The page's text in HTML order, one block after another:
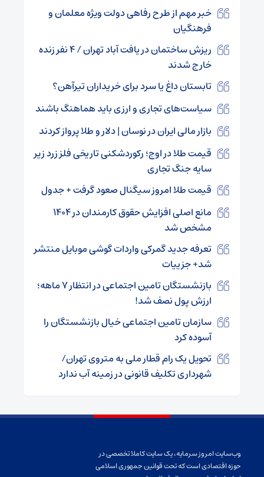
خبر مهم از طرح رفاهی دولت ویژه معلمان و
فرهنگیان
ریزش ساختمان در یافت آباد تهران / ۴ نفر زنده
خارج شدند
تابستان داغ یا سرد برای خریداران تیرآهن؟
سیاست‌های تجاری و ارزی باید هماهنگ باشند
بازار مالی ایران در نوسان | دلار و طلا پرواز کردند
قیمت طلا در اوج؛ رکوردشکنی تاریخی فلز زرد زیر
سایه جنگ تجاری
قیمت طلا امروز سیگنال صعود گرفت + جدول
مانع اصلی افزایش حقوق کارمندان در ۱۴۰۴
مشخص شد
تعرفه جدید گمرکی واردات گوشی موبایل منتشر
شد+ جزییات
بازنشستگان تامین اجتماعی در انتظار ۷ ماهه؛
ارزش پول نصف شد!
سازمان تامین اجتماعی خیال بازنشستگان را
آسوده کرد
تحویل یک رام قطار ملی به متروی تهران/
شهرداری تکلیف قانونی در زمینه آب ندارد
وب‌سایت امروز سرمایه، یک سایت کاملا تخصصی در
حوزه اقتصادی است که تحت قوانین جمهوری اسلامی